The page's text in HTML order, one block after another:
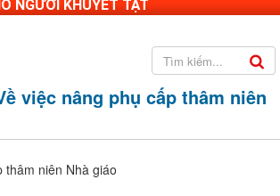
NGƯỜI KHUYẾT TẬT
việc nâng phụ cấp thâm niên
thâm niên Nhà giáo